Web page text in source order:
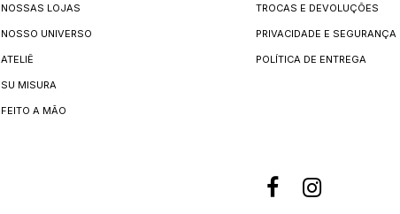
NOSSAS LOJAS
NOSSO UNIVERSO
ATELIÊ
SU MISURA
FEITO A MÃO
TROCAS E DEVOLUÇÕES
PRIVACIDADE E SEGURANÇA
POLÍTICA DE ENTREGA